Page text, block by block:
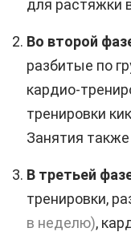
для растяжки
Во второй
разбитые по
кардио-
тренировки
Занятия
В третьей
тренировки,
в неделю),